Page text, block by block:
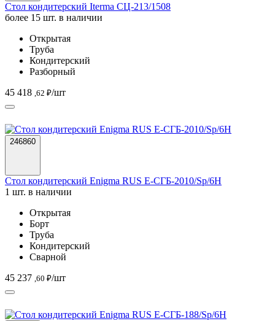
Стол кондитерский Iterma СЦ-213/1508
более 15 шт. в наличии
Открытая
Труба
Кондитерский
Разборный
45 418 ,62 ₽/шт
246860
Стол кондитерский Enigma RUS Е-СГБ-2010/Sp/6Н
1 шт. в наличии
Открытая
Борт
Труба
Кондитерский
Сварной
45 237 ,60 ₽/шт